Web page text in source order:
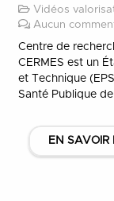
Vidéos
Aucun
Centre de
CERMES est un
et Technique
Santé Publique
EN SAVOIR